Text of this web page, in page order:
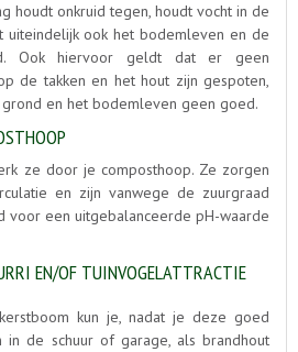
houdt onkruid tegen, houdt vocht in de
ook het bodemleven en de
Ook hiervoor geldt dat er geen
de takken en het hout zijn gespoten,
en het bodemleven geen goed.
ze door je composthoop. Ze zorgen
en zijn vanwege de zuurgraad
voor een uitgebalanceerde pH-waarde
EN/OF TUINVOGELATTRACTIE
kun je, nadat je deze goed
in de schuur of garage, als brandhout